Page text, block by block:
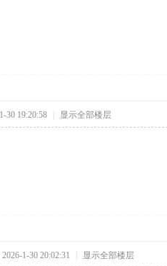
30 19:20:58 显示全部楼层
1-30 20:02:31 显示全部楼层